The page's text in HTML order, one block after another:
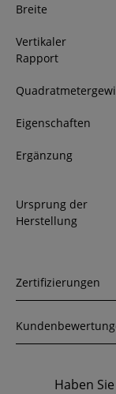
Breite
Vertikaler
Rapport
Eigenschaften
Ergänzung
Ursprung der
Herstellung
Zertifizierungen
Haben